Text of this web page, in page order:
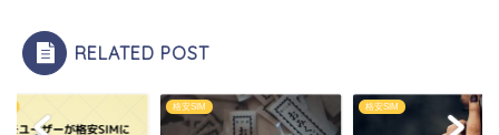
RELATED POST
格安SIM 格安SIM